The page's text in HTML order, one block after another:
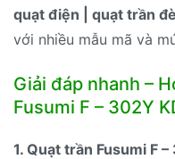
quạt điện | quạt trần
với nhiều mẫu mã và
Giải đáp nhanh –
Fusumi F – 302Y
1. Quạt trần Fusumi F